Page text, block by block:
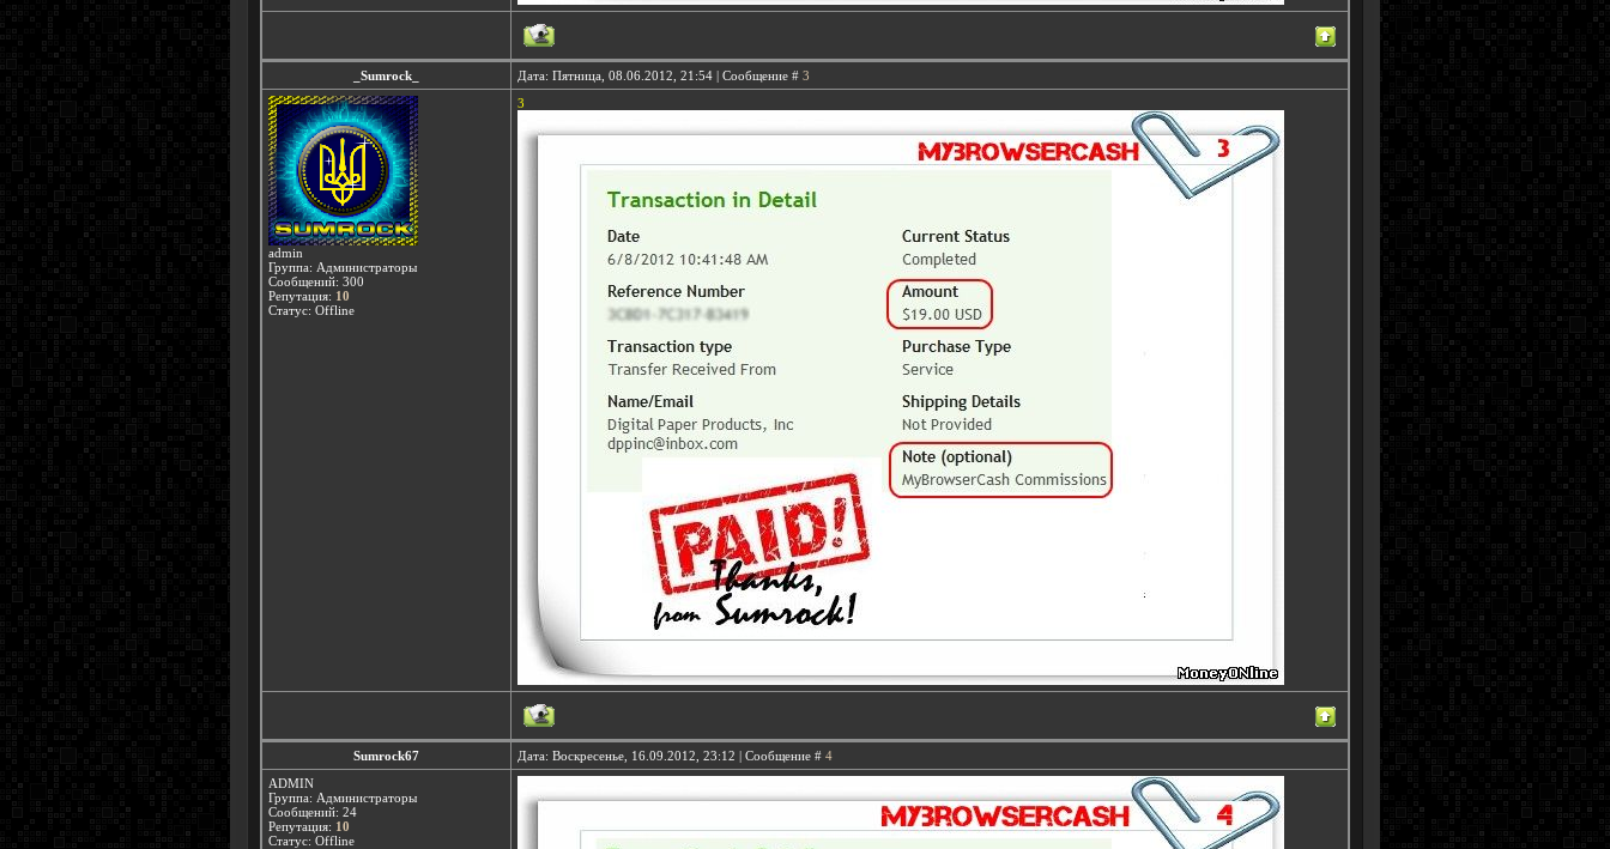
_Sumrock_ Дата: Пятница, 08.06.2012, 21:54 | Сообщение # 3
admin
Группа: Администраторы
Сообщений: 300
Репутация: 10
Статус: Offline
3
Sumrock67 Дата: Воскресенье, 16.09.2012, 23:12 | Сообщение # 4
ADMIN
Группа: Администраторы
Сообщений: 24
Репутация: 10
Статус: Offline